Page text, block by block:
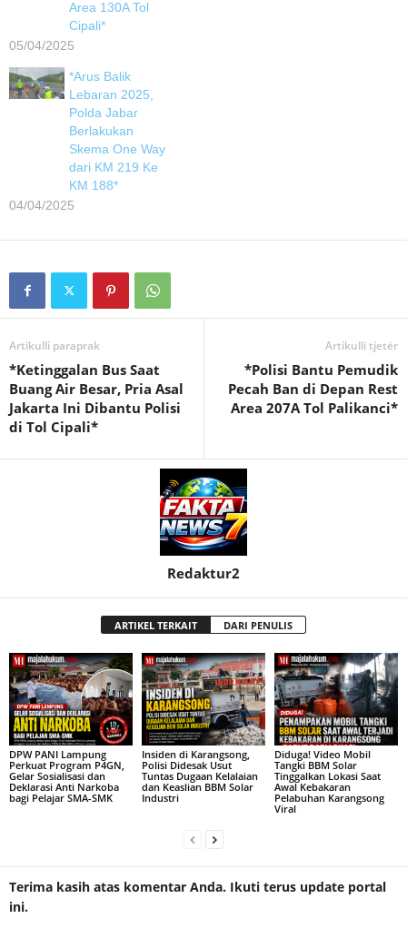
Area 130A Tol
Cipali*
05/04/2025
*Arus Balik
Lebaran 2025,
Polda Jabar
Berlakukan
Skema One Way
dari KM 219 Ke
KM 188*
04/04/2025
Artikulli paraprak
*Ketinggalan Bus Saat
Buang Air Besar, Pria Asal
Jakarta Ini Dibantu Polisi
di Tol Cipali*
Artikulli tjetër
*Polisi Bantu Pemudik
Pecah Ban di Depan Rest
Area 207A Tol Palikanci*
Redaktur2
ARTIKEL TERKAIT DARI PENULIS
DPW PANI Lampung
Perkuat Program P4GN,
Gelar Sosialisasi dan
Deklarasi Anti Narkoba
bagi Pelajar SMA-SMK
Insiden di Karangsong,
Polisi Didesak Usut
Tuntas Dugaan Kelalaian
dan Keaslian BBM Solar
Industri
Diduga! Video Mobil
Tangki BBM Solar
Tinggalkan Lokasi Saat
Awal Kebakaran
Pelabuhan Karangsong
Viral
Terima kasih atas komentar Anda. Ikuti terus update portal
ini.